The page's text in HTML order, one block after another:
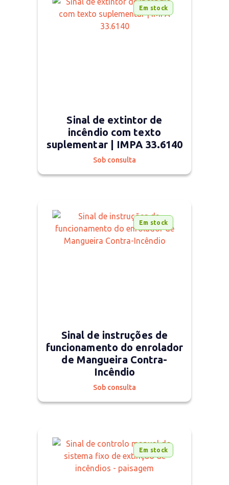
Em stock
Sinal de extintor de
incêndio com texto
suplementar | IMPA 33.6140
Sob consulta
Em stock
Sinal de instruções de
funcionamento do enrolador
de Mangueira Contra-
Incêndio
Sob consulta
Em stock